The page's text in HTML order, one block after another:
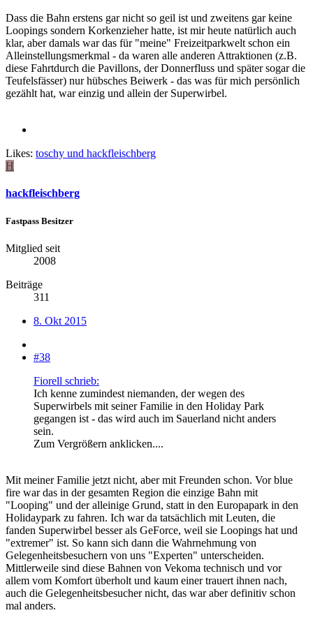
Dass die Bahn erstens gar nicht so geil ist und zweitens gar keine
Loopings sondern Korkenzieher hatte, ist mir heute natürlich auch
klar, aber damals war das für "meine" Freizeitparkwelt schon ein
Alleinstellungsmerkmal - da waren alle anderen Attraktionen (z.B.
diese Fahrtdurch die Pavillons, der Donnerfluss und später sogar die
Teufelsfässer) nur hübsches Beiwerk - das was für mich persönlich
gezählt hat, war einzig und allein der Superwirbel.
Likes: toschy und hackfleischberg
H
hackfleischberg
Fastpass Besitzer
Mitglied seit
2008
Beiträge
311
8. Okt 2015
#38
Fiorell schrieb:
Ich kenne zumindest niemanden, der wegen des
Superwirbels mit seiner Familie in den Holiday Park
gegangen ist - das wird auch im Sauerland nicht anders
sein.
Zum Vergrößern anklicken....
Mit meiner Familie jetzt nicht, aber mit Freunden schon. Vor blue
fire war das in der gesamten Region die einzige Bahn mit
"Looping" und der alleinige Grund, statt in den Europapark in den
Holidaypark zu fahren. Ich war da tatsächlich mit Leuten, die
fanden Superwirbel besser als GeForce, weil sie Loopings hat und
"extremer" ist. So kann sich dann die Wahrnehmung von
Gelegenheitsbesuchern von uns "Experten" unterscheiden.
Mittlerweile sind diese Bahnen von Vekoma technisch und vor
allem vom Komfort überholt und kaum einer trauert ihnen nach,
auch die Gelegenheitsbesucher nicht, das war aber definitiv schon
mal anders.